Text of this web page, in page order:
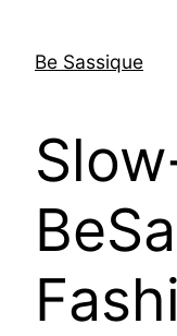
contentBe Sassique